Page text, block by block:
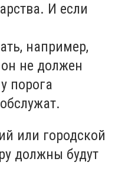
И если
например,
не должен
порога
или городской
должны будут